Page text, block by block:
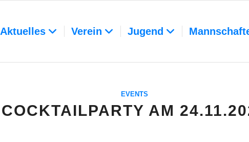
Aktuelles Verein Jugend
EVENTS
COCKTAILPARTY AM